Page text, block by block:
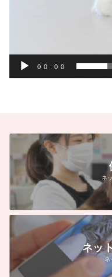
00:00
ネ
ネッ
ネ